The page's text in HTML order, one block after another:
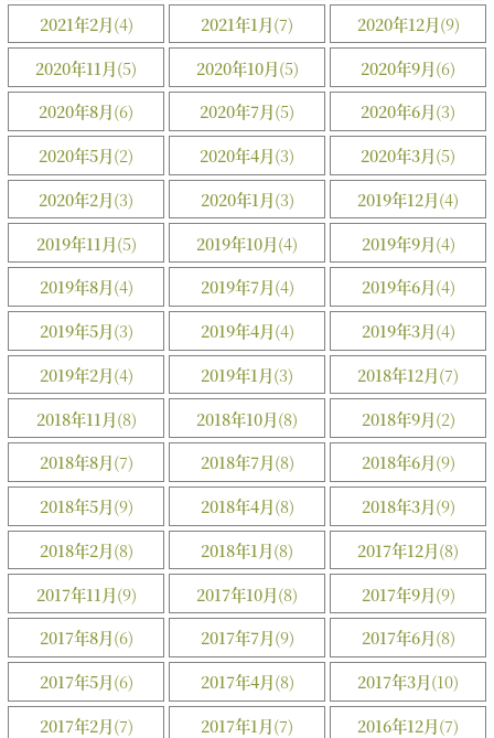
2021年2月(4) 2021年1月(7) 2020年12月(9)
2020年11月(5) 2020年10月(5) 2020年9月(6)
2020年8月(6) 2020年7月(5) 2020年6月(3)
2020年5月(2) 2020年4月(3) 2020年3月(5)
2020年2月(3) 2020年1月(3) 2019年12月(4)
2019年11月(5) 2019年10月(4) 2019年9月(4)
2019年8月(4) 2019年7月(4) 2019年6月(4)
2019年5月(3) 2019年4月(4) 2019年3月(4)
2019年2月(4) 2019年1月(3) 2018年12月(7)
2018年11月(8) 2018年10月(8) 2018年9月(2)
2018年8月(7) 2018年7月(8) 2018年6月(9)
2018年5月(9) 2018年4月(8) 2018年3月(9)
2018年2月(8) 2018年1月(8) 2017年12月(8)
2017年11月(9) 2017年10月(8) 2017年9月(9)
2017年8月(6) 2017年7月(9) 2017年6月(8)
2017年5月(6) 2017年4月(8) 2017年3月(10)
2017年2月(7) 2017年1月(7) 2016年12月(7)